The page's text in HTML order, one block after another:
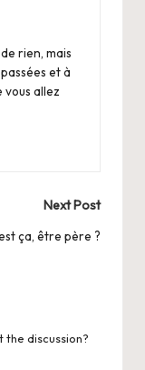
rien, mais
et à
vous allez
Next Post
ça, être père ?
the discussion?